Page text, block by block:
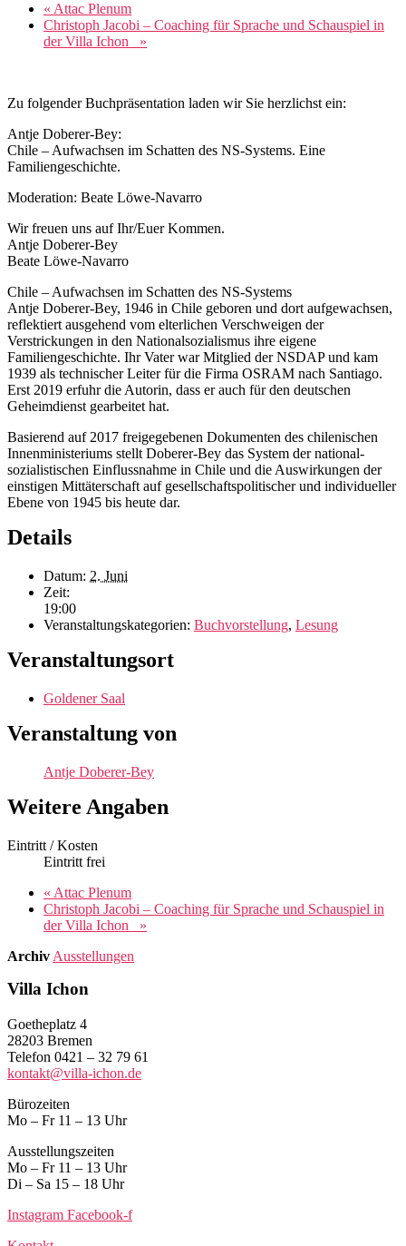
« Attac Plenum
Christoph Jacobi – Coaching für Sprache und Schauspiel in
der Villa Ichon »
Zu folgender Buchpräsentation laden wir Sie herzlichst ein:
Antje Doberer-Bey:
Chile – Aufwachsen im Schatten des NS-Systems. Eine
Familiengeschichte.
Moderation: Beate Löwe-Navarro
Wir freuen uns auf Ihr/Euer Kommen.
Antje Doberer-Bey
Beate Löwe-Navarro
Chile – Aufwachsen im Schatten des NS-Systems
Antje Doberer-Bey, 1946 in Chile geboren und dort aufgewachsen,
reflektiert ausgehend vom elterlichen Verschweigen der
Verstrickungen in den Nationalsozialismus ihre eigene
Familiengeschichte. Ihr Vater war Mitglied der NSDAP und kam
1939 als technischer Leiter für die Firma OSRAM nach Santiago.
Erst 2019 erfuhr die Autorin, dass er auch für den deutschen
Geheimdienst gearbeitet hat.
Basierend auf 2017 freigegebenen Dokumenten des chilenischen
Innenministeriums stellt Doberer-Bey das System der national-
sozialistischen Einflussnahme in Chile und die Auswirkungen der
einstigen Mittäterschaft auf gesellschaftspolitischer und individueller
Ebene von 1945 bis heute dar.
Details
Datum: 2. Juni
Zeit:
19:00
Veranstaltungskategorien: Buchvorstellung, Lesung
Veranstaltungsort
Goldener Saal
Veranstaltung von
Antje Doberer-Bey
Weitere Angaben
Eintritt / Kosten
Eintritt frei
« Attac Plenum
Christoph Jacobi – Coaching für Sprache und Schauspiel in
der Villa Ichon »
Archiv Ausstellungen
Villa Ichon
Goetheplatz 4
28203 Bremen
Telefon 0421 – 32 79 61
kontakt@villa-ichon.de
Bürozeiten
Mo – Fr 11 – 13 Uhr
Ausstellungszeiten
Mo – Fr 11 – 13 Uhr
Di – Sa 15 – 18 Uhr
Instagram Facebook-f